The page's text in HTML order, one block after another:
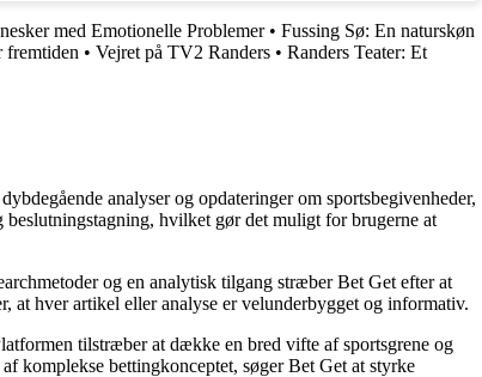
med Emotionelle Problemer• Fussing Sø: En naturskøn
fremtiden • Vejret på TV2 Randers • Randers Teater: Et
analyser og opdateringer om sportsbegivenheder,
hvilket gør det muligt for brugerne at
og en analytisk tilgang stræber Bet Get efter at
at hver artikel eller analyse er velunderbygget og informativ.
tilstræber at dække en bred vifte af sportsgrene og
komplekse bettingkonceptet, søger Bet Get at styrke